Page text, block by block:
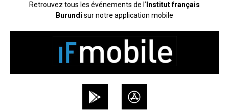
Retrouvez tous les événements de l’ Institut français
Burundi sur notre application mobile